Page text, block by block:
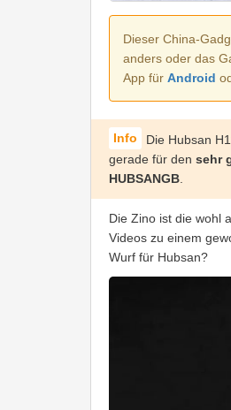
Dieser China-
anders oder das
App für Android
Die Hubsan
gerade für den sehr
HUBSANGB
Die Zino ist die wohl
Videos zu einem
Wurf für Hubsan?